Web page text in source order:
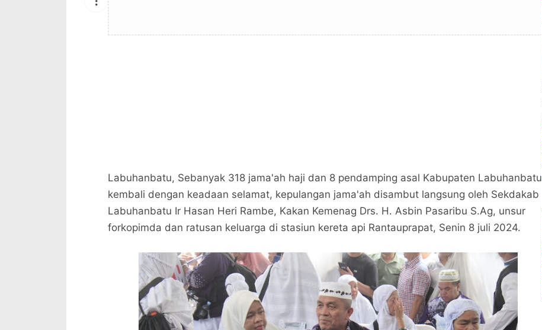
Labuhanbatu, Sebanyak 318 jama'ah haji dan 8 pendamping asal Kabupaten Labuhanbatu
kembali dengan keadaan selamat, kepulangan jama'ah disambut langsung oleh Sekdakab
Labuhanbatu Ir Hasan Heri Rambe, Kakan Kemenag Drs. H. Asbin Pasaribu S.Ag, unsur
forkopimda dan ratusan keluarga di stasiun kereta api Rantauprapat, Senin 8 juli 2024.